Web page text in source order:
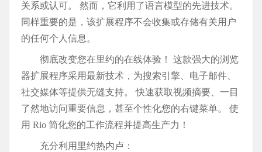
关系或认可。 然而，它利用了语言模型的先进技术。
同样重要的是，该扩展程序不会收集或存储有关用户
的任何个人信息。
彻底改变您在里约的在线体验！ 这款强大的浏览
器扩展程序采用最新技术，为搜索引擎、电子邮件、
社交媒体等提供无缝支持。 快速获取视频摘要、一目
了然地访问重要信息，甚至个性化您的右键菜单。 使
用 Rio 简化您的工作流程并提高生产力！
‍‍‍充分利用里约热内卢：